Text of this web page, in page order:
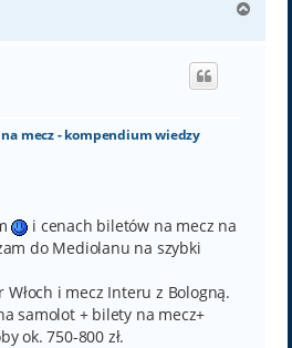
g
mecz - kompendium wiedzy
i cenach biletów na mecz na
do Mediolanu na szybki
Włoch i mecz Interu z Bologną.
samolot + bilety na mecz+
ok. 750-800 zł.